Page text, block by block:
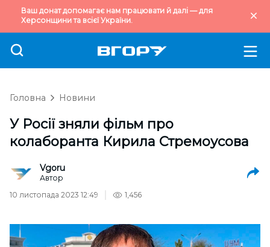
Ваш донат допомагає нам працювати й далі — для
Херсонщини та всієї України.
Головна Новини
У Росії зняли фільм про
колаборанта Кирила Стремоусова
Vgoru
Автор
10 листопада 2023 12:49
1,456